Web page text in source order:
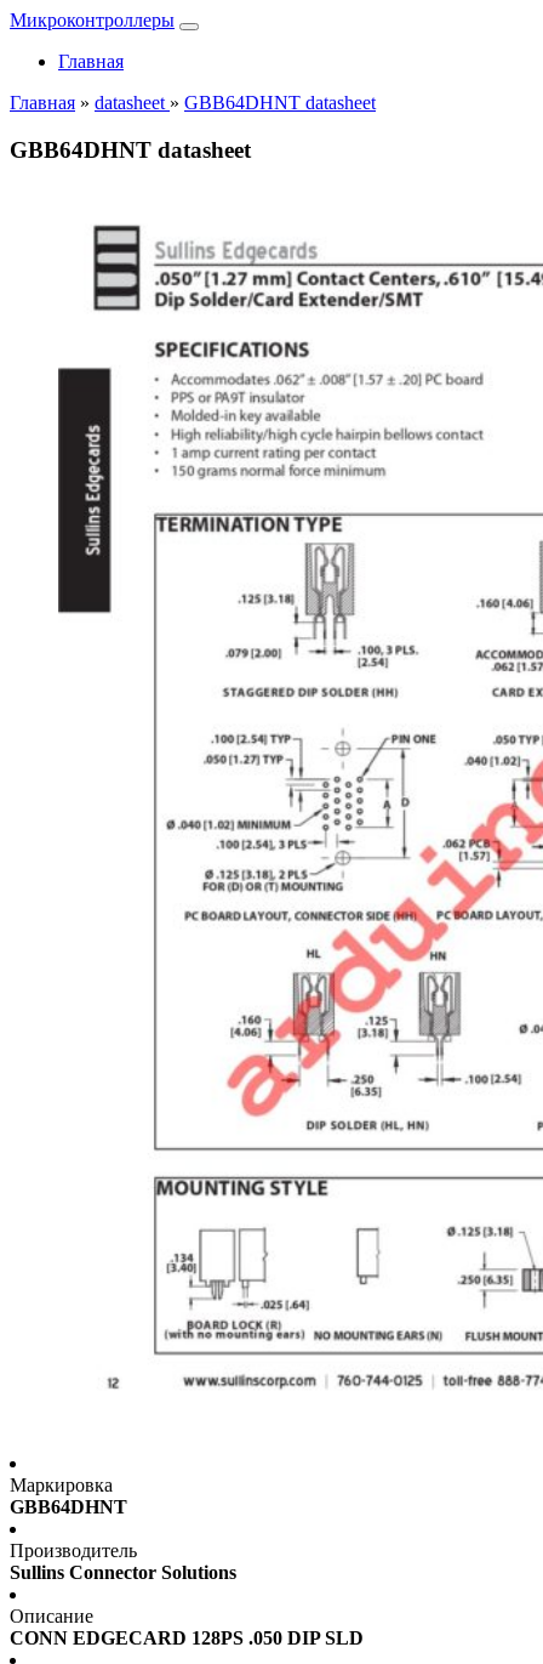
Микроконтроллеры
Главная
Главная » datasheet » GBB64DHNT datasheet
GBB64DHNT datasheet
Маркировка
GBB64DHNT
Производитель
Sullins Connector Solutions
Описание
CONN EDGECARD 128PS .050 DIP SLD